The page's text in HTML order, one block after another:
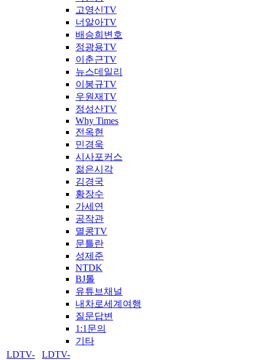
고영신TV
너알아TV
배승희변호
정광용TV
이춘근TV
뉴스데일리
이봉규TV
우원재TV
정성산TV
Why Times
전옥현
민경욱
시사포커스
젊은시각
김경국
황장수
가세연
공작관
멸콩TV
문틀란
성제준
NTDK
BJ톨
유튜브채널
내차로세계여행
질문답변
1:1문의
기타
LDTV-
LDTV-